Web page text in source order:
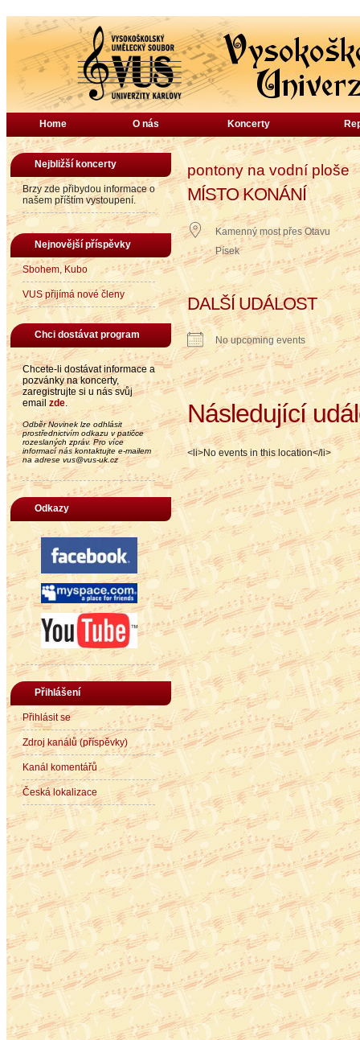
Home O nás Koncerty
Nejbližší koncerty
Brzy zde přibydou informace o
našem příštím vystoupení.
Nejnovější příspěvky
Sbohem, Kubo
VUS přijímá nové členy
Chci dostávat program
Chcete-li dostávat informace a
pozvánky na koncerty,
zaregistrujte si u nás svůj
email zde.
Odběr Novinek lze odhlásit
prostřednictvím odkazu v patičce
rozeslaných zpráv. Pro více
informací nás kontaktujte e-mailem
na adrese vus@vus-uk.cz
Odkazy
Přihlášení
Přihlásit se
Zdroj kanálů (příspěvky)
Kanál komentářů
Česká lokalizace
pontony na vodní ploše
MÍSTO KONÁNÍ
Kamenný most přes Otavu
Písek
DALŠÍ UDÁLOST
No upcoming events
Následující
<li>No events in this location</li>